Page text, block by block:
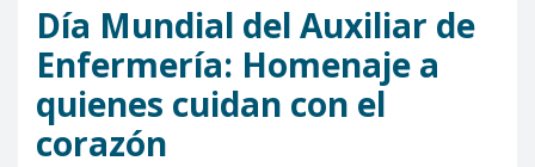
Día Mundial del Auxiliar de
Enfermería: Homenaje a
quienes cuidan con el
corazón